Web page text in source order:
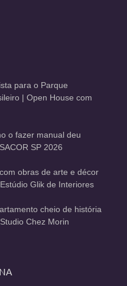
para o Parque
| Open House com
o fazer manual deu
SP 2026
obras de arte e décor
Glik de Interiores
cheio de história
Chez Morin